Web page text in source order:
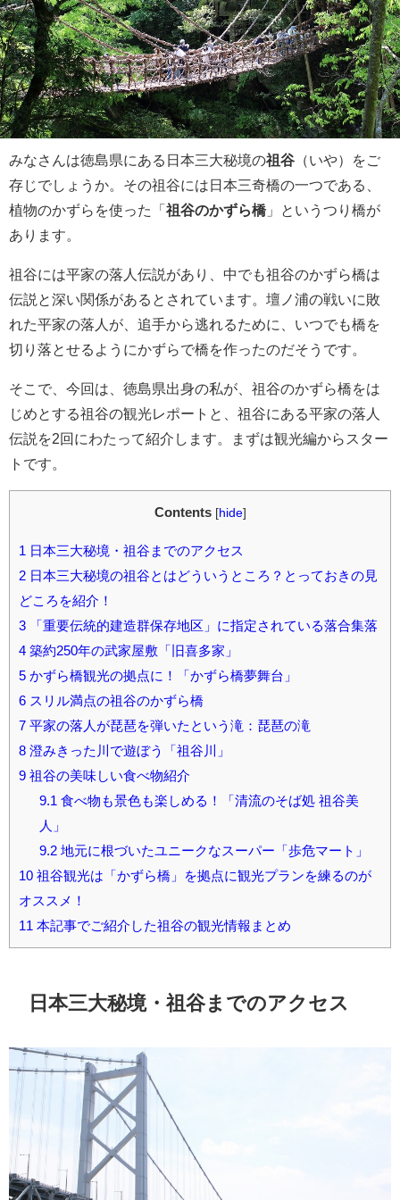
みなさんは徳島県にある日本三大秘境の祖谷 （いや）をご
存じでしょうか。その祖谷には日本三奇橋の一つである、
植物のかずらを使った「 祖谷のかずら橋」というつり橋が
あります。
祖谷には平家の落人伝説があり、中でも祖谷のかずら橋は
伝説と深い関係があるとされています。壇ノ浦の戦いに敗
れた平家の落人が、追手から逃れるために、いつでも橋を
切り落とせるようにかずらで橋を作ったのだそうです。
そこで、今回は、徳島県出身の私が、祖谷のかずら橋をは
じめとする祖谷の観光レポートと、祖谷にある平家の落人
伝説を2回にわたって紹介します。まずは観光編からスター
トです。
Contents [hide]
1 日本三大秘境・祖谷までのアクセス
2 日本三大秘境の祖谷とはどういうところ？とっておきの見
どころを紹介！
3 「重要伝統的建造群保存地区」に指定されている落合集落
4 築約250年の武家屋敷「旧喜多家」
5 かずら橋観光の拠点に！「かずら橋夢舞台」
6 スリル満点の祖谷のかずら橋
7 平家の落人が琵琶を弾いたという滝：琵琶の滝
8 澄みきった川で遊ぼう「祖谷川」
9 祖谷の美味しい食べ物紹介
9.1 食べ物も景色も楽しめる！「清流のそば処 祖谷美
人」
9.2地元に根づいたユニークなスーパー「歩危マート」
10 祖谷観光は「かずら橋」を拠点に観光プランを練るのが
オススメ！
11 本記事でご紹介した祖谷の観光情報まとめ
日本三大秘境・祖谷までのアクセス